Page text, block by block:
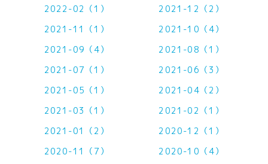
2022-02（1）
2021-12（2）
2021-11（1）
2021-10（4）
2021-09（4）
2021-08（1）
2021-07（1）
2021-06（3）
2021-05（1）
2021-04（2）
2021-03（1）
2021-02（1）
2021-01（2）
2020-12（1）
2020-11（7）
2020-10（4）